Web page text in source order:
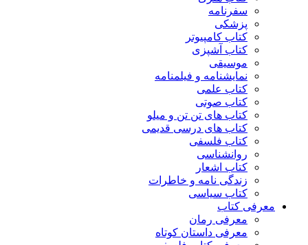
سفرنامه
پزشکی
کتاب کامپیوتر
کتاب آشپزی
موسیقی
نمایشنامه و فیلمنامه
کتاب علمی
کتاب صوتی
کتاب های تن تن و میلو
کتاب های درسی قدیمی
کتاب فلسفی
روانشناسی
کتاب اشعار
زندگی نامه و خاطرات
کتاب سیاسی
معرفی کتاب
معرفی رمان
معرفی داستان کوتاه